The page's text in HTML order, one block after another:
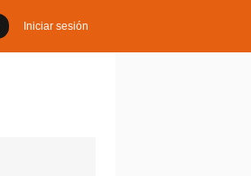
Iniciar sesión